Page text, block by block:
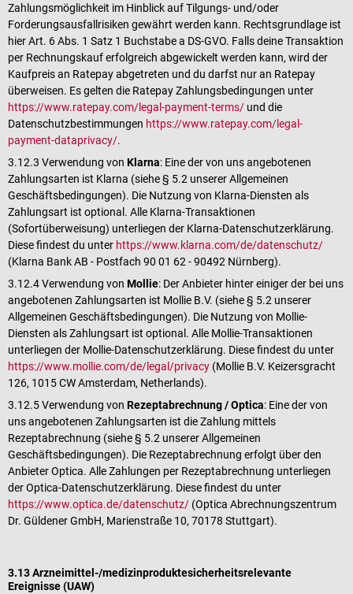
Zahlungsmöglichkeit im Hinblick auf Tilgungs- und/oder
Forderungsausfallrisiken gewährt werden kann. Rechtsgrundlage ist
hier Art. 6 Abs. 1 Satz 1 Buchstabe a DS-GVO. Falls deine Transaktion
per Rechnungskauf erfolgreich abgewickelt werden kann, wird der
Kaufpreis an Ratepay abgetreten und du darfst nur an Ratepay
überweisen. Es gelten die Ratepay Zahlungsbedingungen unter
https://www.ratepay.com/legal-payment-terms/ und die
Datenschutzbestimmungen https://www.ratepay.com/legal-
payment-dataprivacy/.
3.12.3 Verwendung von Klarna: Eine der von uns angebotenen
Zahlungsarten ist Klarna (siehe § 5.2 unserer Allgemeinen
Geschäftsbedingungen). Die Nutzung von Klarna-Diensten als
Zahlungsart ist optional. Alle Klarna-Transaktionen
(Sofortüberweisung) unterliegen der Klarna-Datenschutzerklärung.
Diese findest du unter https://www.klarna.com/de/datenschutz/
(Klarna Bank AB - Postfach 90 01 62 - 90492 Nürnberg).
3.12.4 Verwendung von Mollie: Der Anbieter hinter einiger der bei uns
angebotenen Zahlungsarten ist Mollie B.V. (siehe § 5.2 unserer
Allgemeinen Geschäftsbedingungen). Die Nutzung von Mollie-
Diensten als Zahlungsart ist optional. Alle Mollie-Transaktionen
unterliegen der Mollie-Datenschutzerklärung. Diese findest du unter
https://www.mollie.com/de/legal/privacy (Mollie B.V. Keizersgracht
126, 1015 CW Amsterdam, Netherlands).
3.12.5 Verwendung von Rezeptabrechnung / Optica: Eine der von
uns angebotenen Zahlungsarten ist die Zahlung mittels
Rezeptabrechnung (siehe § 5.2 unserer Allgemeinen
Geschäftsbedingungen). Die Rezeptabrechnung erfolgt über den
Anbieter Optica. Alle Zahlungen per Rezeptabrechnung unterliegen
der Optica-Datenschutzerklärung. Diese findest du unter
https://www.optica.de/datenschutz/ (Optica Abrechnungszentrum
Dr. Güldener GmbH, Marienstraße 10, 70178 Stuttgart).
3.13 Arzneimittel-/medizinproduktesicherheitsrelevante
Ereignisse (UAW)